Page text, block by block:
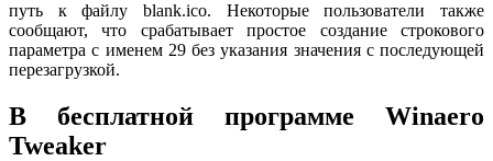
путь к файлу blank.ico. Некоторые пользователи также
сообщают, что срабатывает простое создание строкового
параметра с именем 29 без указания значения с последующей
перезагрузкой.
В бесплатной программе Winaero
Tweaker